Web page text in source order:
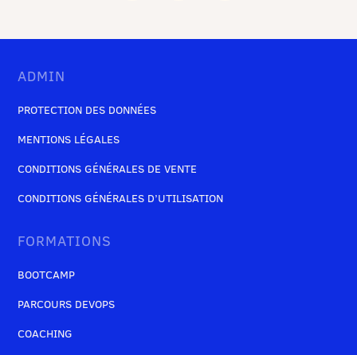
ADMIN
PROTECTION DES DONNÉES
MENTIONS LÉGALES
CONDITIONS GÉNÉRALES DE VENTE
CONDITIONS GÉNÉRALES D’UTILISATION
FORMATIONS
BOOTCAMP
PARCOURS DEVOPS
COACHING